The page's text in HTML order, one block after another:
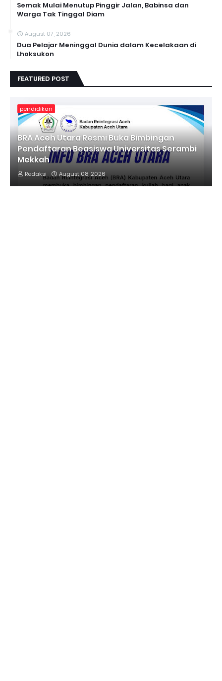
Semak Mulai Menutup Pinggir Jalan, Babinsa dan
Warga Tak Tinggal Diam
August 07, 2026
Dua Pelajar Meninggal Dunia dalam Kecelakaan di
Lhoksukon
FEATURED POST
pendidikan
BRA Aceh Utara Resmi Buka Bimbingan
Pendaftaran Beasiswa Universitas Serambi
Mekkah
Redaksi August 08, 2026